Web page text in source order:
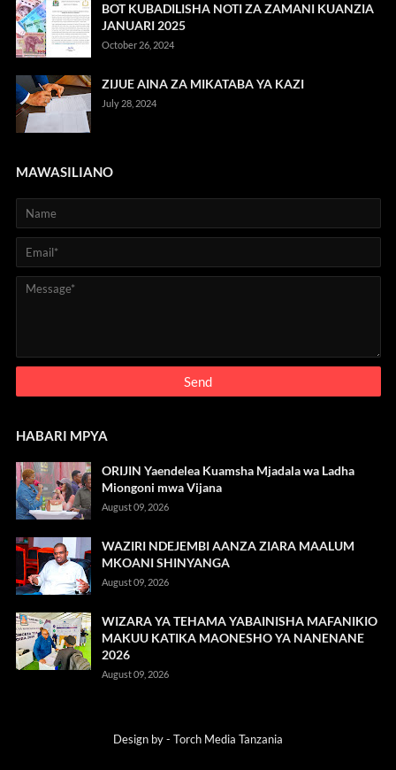
BOT KUBADILISHA NOTI ZA ZAMANI KUANZIA
JANUARI 2025
October 26, 2024
ZIJUE AINA ZA MIKATABA YA KAZI
July 28, 2024
MAWASILIANO
HABARI MPYA
ORIJIN Yaendelea Kuamsha Mjadala wa Ladha
Miongoni mwa Vijana
August 09, 2026
WAZIRI NDEJEMBI AANZA ZIARA MAALUM
MKOANI SHINYANGA
August 09, 2026
WIZARA YA TEHAMA YABAINISHA MAFANIKIO
MAKUU KATIKA MAONESHO YA NANENANE
2026
August 09, 2026
Design by - Torch Media Tanzania